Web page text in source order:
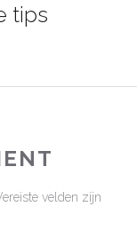
tips
velden zijn